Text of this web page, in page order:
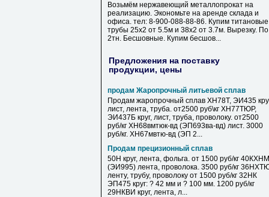
Возьмём нержавеющий металлопрокат на
реализацию. Экономьте на аренде склада и
офиса. тел: 8-900-088-88-86. Купим титановые
трубы 25х2 от 5.5м и 38х2 от 3.7м. Вырезку. По
2тн. Бесшовные. Купим бесшов...
Предложения на поставку
продукции, цены
продам Жаропрочный литьевой сплав
Продам жаропрочный сплав ХН78Т, ЭИ435
лист, лента, труба. от2500 руб\кг ХН77ТЮР,
ЭИ437Б круг, лист, труба, проволоку. от2500
руб/кг ХН68вмтюк-вд (ЭП693ва-вд) лист. 3000
руб/кг. ХН67мвтю-вд (ЭП 2...
Продам прецизионный сплав
50Н круг, лента, фольга. от 1500 руб/кг 40КХНМ
(ЭИ995) лента, проволока. 3500 руб/кг
ленту, трубу, проволоку от 1500 руб/кг 32НК
ЭП475 круг: ? 42 мм и ? 100 мм. 1200 руб/кг
29НКВИ круг, лента, л...